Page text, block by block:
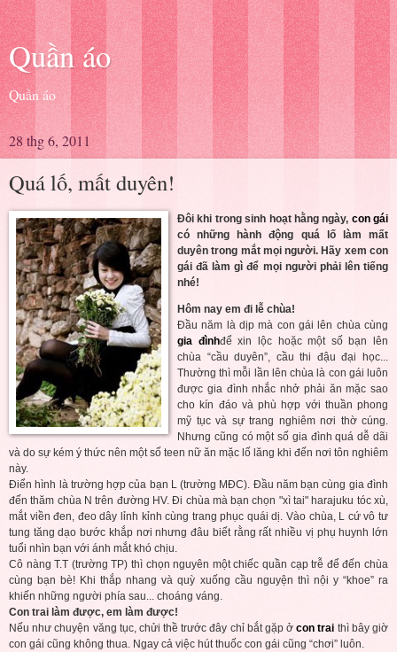
Quần áo
Quần áo
28 thg 6, 2011
Quá lố, mất duyên!
Đôi khi trong sinh hoạt hằng ngày, con gái
có những hành động quá lố làm mất
duyên trong mắt mọi người. Hãy xem con
gái đã làm gì để mọi người phải lên tiếng
nhé!
Hôm nay em đi lễ chùa!
Đầu năm là dịp mà con gái lên chùa cùng
gia đìnhđể xin lộc hoặc một số bạn lên
chùa “cầu duyên”, cầu thi đậu đại học...
Thường thì mỗi lần lên chùa là con gái luôn
được gia đình nhắc nhở phải ăn mặc sao
cho kín đáo và phù hợp với thuần phong
mỹ tục và sự trang nghiêm nơi thờ cúng.
Nhưng cũng có một số gia đình quá dễ dãi
và do sự kém ý thức nên một số teen nữ ăn mặc lố lăng khi đến nơi tôn nghiêm
này.
Điển hình là trường hợp của bạn L (trường MĐC). Đầu năm bạn cùng gia đình
đến thăm chùa N trên đường HV. Đi chùa mà bạn chọn "xì tai" harajuku tóc xù,
mắt viền đen, đeo dây lỉnh kỉnh cùng trang phục quái dị. Vào chùa, L cứ vô tư
tung tăng dạo bước khắp nơi nhưng đâu biết rằng rất nhiều vị phụ huynh lớn
tuổi nhìn bạn với ánh mắt khó chịu.
Cô nàng T.T (trường TP) thì chọn nguyên một chiếc quần cạp trễ để đến chùa
cùng bạn bè! Khi thắp nhang và quỳ xuống cầu nguyện thì nội y “khoe” ra
khiến những người phía sau... choáng váng.
Con trai làm được, em làm được!
Nếu như chuyện văng tục, chửi thề trước đây chỉ bắt gặp ởcon trai thì bây giờ
con gái cũng không thua. Ngay cả việc hút thuốc con gái cũng “chơi” luôn.